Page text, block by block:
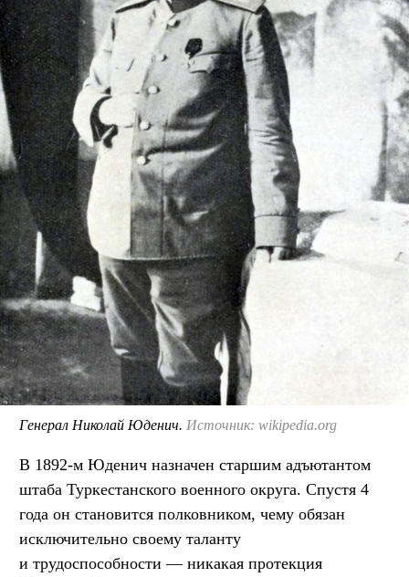
Генерал Николай Юденич. Источник: wikipedia.org
В 1892-м Юденич назначен старшим адъютантом
штаба Туркестанского военного округа. Спустя 4
года он становится полковником, чему обязан
исключительно своему таланту
и трудоспособности — никакая протекция